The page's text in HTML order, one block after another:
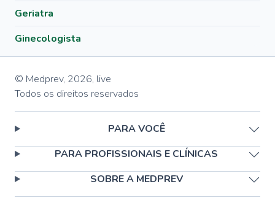
Geriatra
Ginecologista
© Medprev, 2026, live
Todos os direitos reservados
PARA VOCÊ
PARA PROFISSIONAIS E CLÍNICAS
SOBRE A MEDPREV